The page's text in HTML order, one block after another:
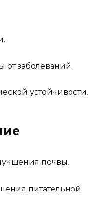
заболеваний.
устойчивости.
почвы.
питательной